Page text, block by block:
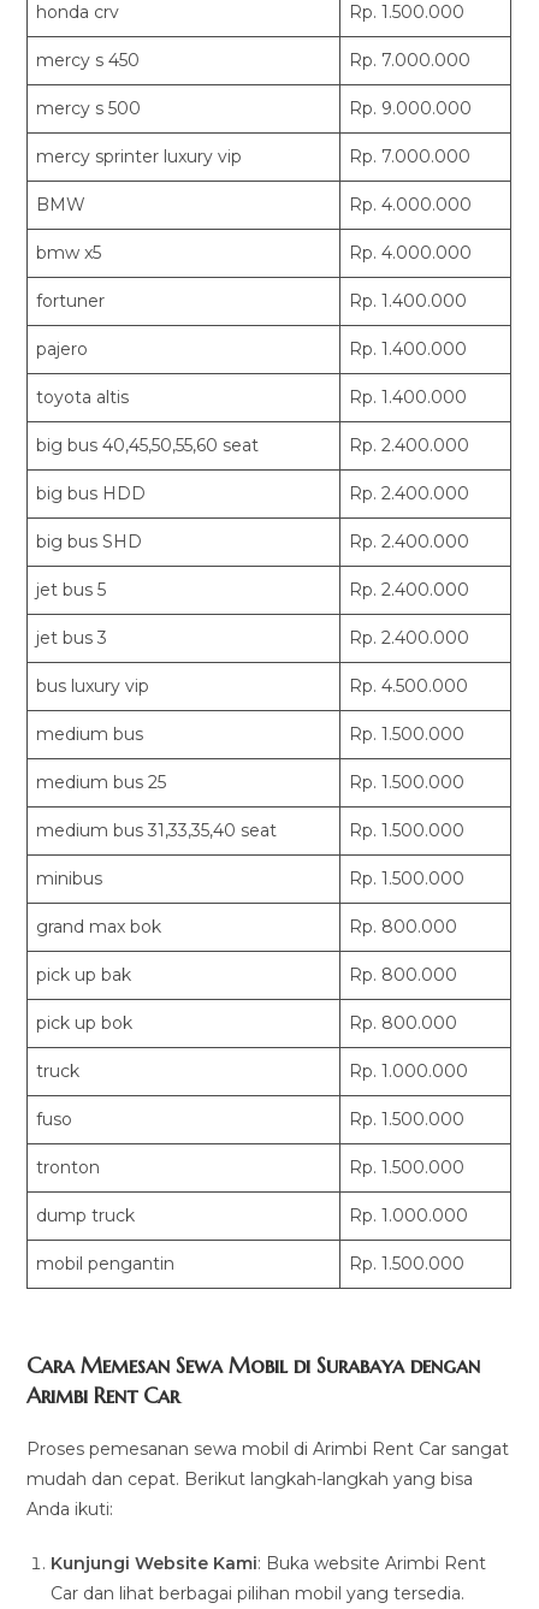
honda crv Rp. 1.500.000
mercy s 450 Rp. 7.000.000
mercy s 500 Rp. 9.000.000
mercy sprinter luxury vip Rp. 7.000.000
BMW Rp. 4.000.000
bmw x5 Rp. 4.000.000
fortuner Rp. 1.400.000
pajero Rp. 1.400.000
toyota altis Rp. 1.400.000
big bus 40,45,50,55,60 seat Rp. 2.400.000
big bus HDD Rp. 2.400.000
big bus SHD Rp. 2.400.000
jet bus 5 Rp. 2.400.000
jet bus 3 Rp. 2.400.000
bus luxury vip Rp. 4.500.000
medium bus Rp. 1.500.000
medium bus 25 Rp. 1.500.000
medium bus 31,33,35,40 seat Rp. 1.500.000
minibus Rp. 1.500.000
grand max bok Rp. 800.000
pick up bak Rp. 800.000
pick up bok Rp. 800.000
truck Rp. 1.000.000
fuso Rp. 1.500.000
tronton Rp. 1.500.000
dump truck Rp. 1.000.000
mobil pengantin Rp. 1.500.000
Cara Memesan Sewa Mobil di Surabaya dengan
Arimbi Rent Car
Proses pemesanan sewa mobil di Arimbi Rent Car sangat
mudah dan cepat. Berikut langkah-langkah yang bisa
Anda ikuti:
Kunjungi Website Kami: Buka website Arimbi Rent
Car dan lihat berbagai pilihan mobil yang tersedia.